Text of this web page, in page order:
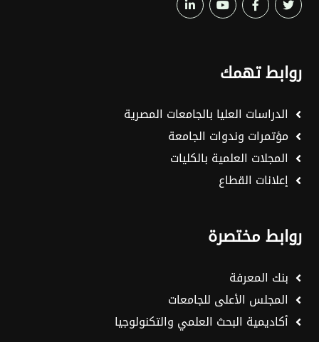
روابط تهمك
الدراسات العليا بالجامعات المصرية
مؤتمرات وندوات الجامعة
المجلات العلمية بالكليات
إعلانات القطاع
روابط مختصرة
بنك المعرفة
المجلس الأعلى للجامعات
أكاديمية البحث العلمي والتكنولوجيا